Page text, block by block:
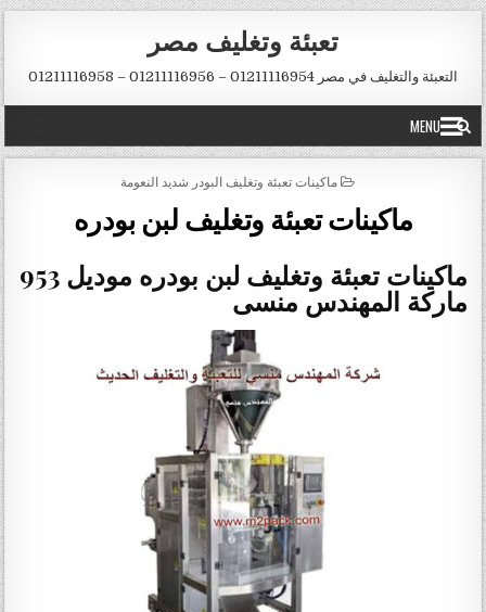
Skip
to
content
تعبئة وتغليف مصر
التعبئة والتغليف في مصر 01211116954 – 01211116956 – 01211116958
MENU
POSTED
ماكينات تعبئة وتغليف البودر شديد النعومة
ماكينات تعبئة وتغليف لبن بودره
ماكينات تعبئة وتغليف لبن بودره موديل 953
ماركة المهندس منسى